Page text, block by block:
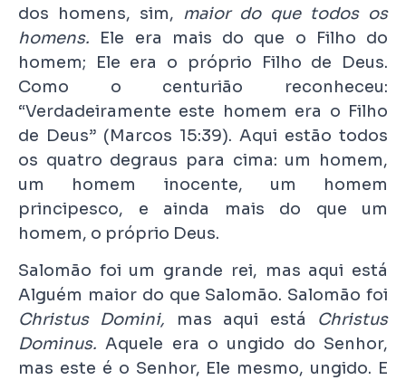
dos homens, sim, maior do que todos os
homens. Ele era mais do que o Filho do
homem; Ele era o próprio Filho de Deus.
Como o centurião reconheceu:
“Verdadeiramente este homem era o Filho
de Deus” (Marcos 15:39). Aqui estão todos
os quatro degraus para cima: um homem,
um homem inocente, um homem
principesco, e ainda mais do que um
homem, o próprio Deus.
Salomão foi um grande rei, mas aqui está
Alguém maior do que Salomão. Salomão foi
Christus Domini, mas aqui está Christus
Dominus.Aquele era o ungido do Senhor,
mas este é o Senhor, Ele mesmo, ungido. E